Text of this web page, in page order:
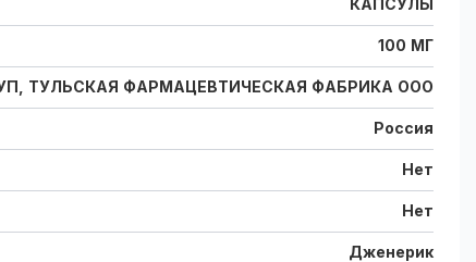
КАПСУЛЫ
100 МГ
ТУЛЬСКАЯ ФАРМАЦЕВТИЧЕСКАЯ ФАБРИКА OOO
Россия
Нет
Нет
Дженерик